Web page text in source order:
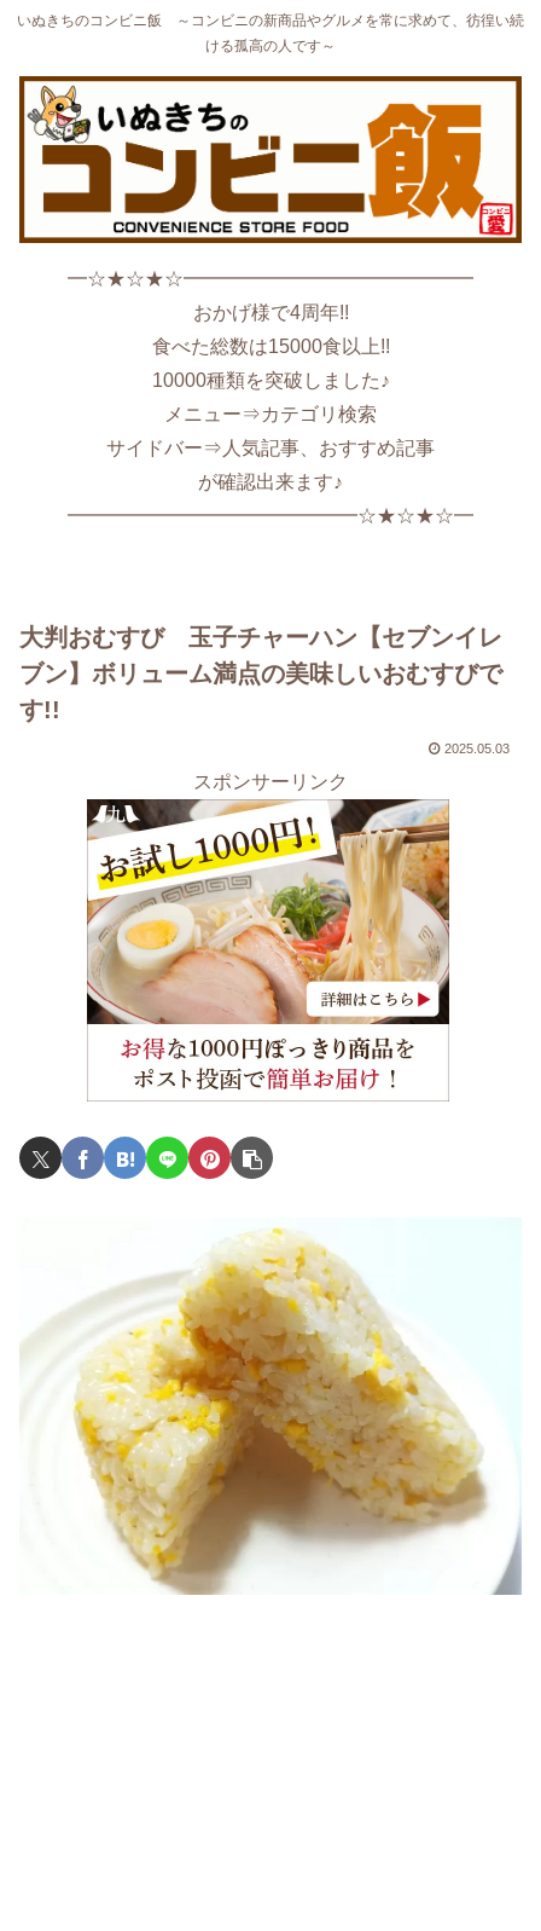
いぬきちのコンビニ飯 ～コンビニの新商品やグルメを常に求めて、彷徨い続
ける孤高の人です～
━☆★☆★☆━━━━━━━━━━━━━━━
おかげ様で4周年!!
食べた総数は15000食以上!!
10000種類を突破しました♪
メニュー⇒カテゴリ検索
サイドバー⇒人気記事、おすすめ記事
が確認出来ます♪
━━━━━━━━━━━━━━━☆★☆★☆━
大判おむすび 玉子チャーハン【セブンイレ
ブン】ボリューム満点の美味しいおむすびで
す!!
2025.05.03
スポンサーリンク